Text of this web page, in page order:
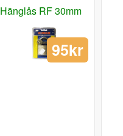
Hänglås RF 30mm
95kr